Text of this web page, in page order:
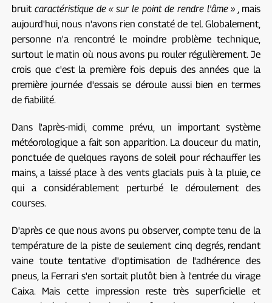
bruit caractéristique de « sur le point de rendre l'âme » , mais
aujourd'hui, nous n'avons rien constaté de tel. Globalement,
personne n'a rencontré le moindre problème technique,
surtout le matin où nous avons pu rouler régulièrement. Je
crois que c'est la première fois depuis des années que la
première journée d'essais se déroule aussi bien en termes
de fiabilité.
Dans l'après-midi, comme prévu, un important système
météorologique a fait son apparition. La douceur du matin,
ponctuée de quelques rayons de soleil pour réchauffer les
mains, a laissé place à des vents glacials puis à la pluie, ce
qui a considérablement perturbé le déroulement des
courses.
D'après ce que nous avons pu observer, compte tenu de la
température de la piste de seulement cinq degrés, rendant
vaine toute tentative d'optimisation de l'adhérence des
pneus, la Ferrari s'en sortait plutôt bien à l'entrée du virage
Caixa. Mais cette impression reste très superficielle et